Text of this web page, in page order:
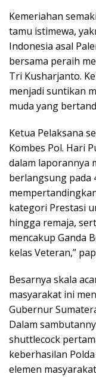
​Kemeriahan
tamu istimewa,
Indonesia asal
bersama peraih
Tri Kusharjanto.
menjadi suntikan
muda yang
​Ketua Pelaksana
Kombes Pol. Hari
dalam laporannya
berlangsung pada
kategori Prestasi
hingga remaja,
mencakup Ganda
kelas Veteran,”
​Besarnya skala
masyarakat ini
Gubernur
Dalam
shuttlecock
keberhasilan
elemen